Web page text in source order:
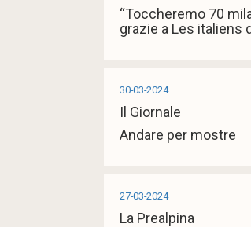
“Toccheremo 70
grazie a Les italiens
30-03-2024
Il Giornale
Andare per mostre
27-03-2024
La Prealpina